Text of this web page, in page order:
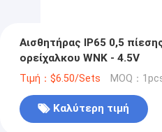
Αισθητήρας IP65 0,5
ορείχαλκου WNK - 4.5V
Τιμή：$6.50/Sets MOQ：
Καλύτερη τιμή